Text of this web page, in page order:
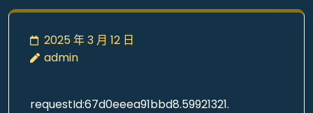
2025 年 3 月 12 日
admin
requestId:67d0eeea91bbd8.59921321.